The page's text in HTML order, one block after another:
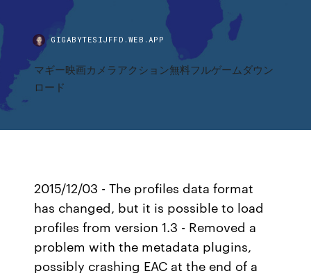
GIGABYTESIJFFD.WEB.APP
マギー映画カメラアクション無料フルゲームダウン
ロード
2015/12/03 - The profiles data format
has changed, but it is possible to load
profiles from version 1.3 - Removed a
problem with the metadata plugins,
possibly crashing EAC at the end of a